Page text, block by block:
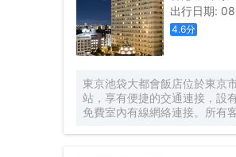
出行日期: 08
4.6分
東京池袋大都會飯店位於東京
站，享有便捷的交通連接，設
免費室內有線網絡連接。所有